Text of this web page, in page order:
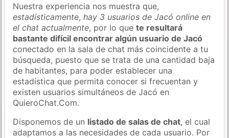
Nuestra experiencia nos muestra que,
estadísticamente,hay 3 usuarios de Jacó online en
el chat actualmente, por lo quete resultará
bastante difícil encontrar algún usuario de Jacó
conectado en la sala de chat más coincidente a tu
búsqueda, puesto que se trata de una cantidad baja
de habitantes, para poder establecer una
estadística que permita conocer si frecuentan y
existen usuarios simultáneos de Jacó en
QuieroChat.Com.
Disponemos de un listado de salas de chat, el cual
adaptamos a las necesidades de cada usuario. Por